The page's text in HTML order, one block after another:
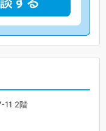
11 2階